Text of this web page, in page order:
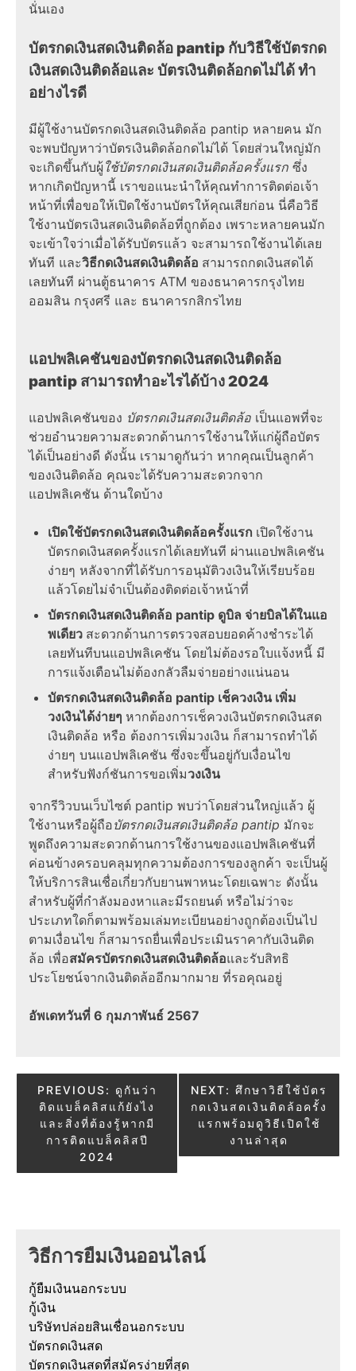
นั่นเอง
บัตรกดเงินสดเงินติดล้อ pantip กับวิธีใช้บัตรกด
เงินสดเงินติดล้อและ บัตรเงินติดล้อกดไม่ได้ ทำ
อย่างไรดี
มีผู้ใช้งานบัตรกดเงินสดเงินติดล้อ pantip หลายคน มัก
จะพบปัญหาว่าบัตรเงินติดล้อกดไม่ได้ โดยส่วนใหญ่มัก
จะเกิดขึ้นกับผู้ ใช้บัตรกดเงินสดเงินติดล้อครั้งแรก ซึ่ง
หากเกิดปัญหานี้ เราขอแนะนำให้คุณทำการติดต่อเจ้า
หน้าที่เพื่อขอให้เปิดใช้งานบัตรให้คุณเสียก่อน นี่คือวิธี
ใช้งานบัตรเงินสดเงินติดล้อที่ถูกต้อง เพราะหลายคนมัก
จะเข้าใจว่าเมื่อได้รับบัตรแล้ว จะสามารถใช้งานได้เลย
ทันที และวิธีกดเงินสดเงินติดล้อ สามารถกดเงินสดได้
เลยทันที ผ่านตู้ธนาคาร ATM ของธนาคารกรุงไทย
ออมสิน กรุงศรี และ ธนาคารกสิกรไทย
แอปพลิเคชันของบัตรกดเงินสดเงินติดล้อ
pantip สามารถทำอะไรได้บ้าง 2024
แอปพลิเคชันของ บัตรกดเงินสดเงินติดล้อ เป็นแอพที่จะ
ช่วยอำนวยความสะดวกด้านการใช้งานให้แก่ผู้ถือบัตร
ได้เป็นอย่างดี ดังนั้น เรามาดูกันว่า หากคุณเป็นลูกค้า
ของเงินติดล้อ คุณจะได้รับความสะดวกจาก
แอปพลิเคชัน ด้านใดบ้าง
เปิดใช้บัตรกดเงินสดเงินติดล้อครั้งแรก เปิดใช้งาน
บัตรกดเงินสดครั้งแรกได้เลยทันที ผ่านแอปพลิเคชัน
ง่ายๆ หลังจากที่ได้รับการอนุมัติวงเงินให้เรียบร้อย
แล้วโดยไม่จำเป็นต้องติดต่อเจ้าหน้าที่
บัตรกดเงินสดเงินติดล้อ pantip ดูบิล จ่ายบิลได้ในแอ
พเดียว สะดวกด้านการตรวจสอบยอดค้างชำระได้
เลยทันทีบนแอปพลิเคชัน โดยไม่ต้องรอใบแจ้งหนี้ มี
การแจ้งเตือนไม่ต้องกลัวลืมจ่ายอย่างแน่นอน
บัตรกดเงินสดเงินติดล้อ pantip เช็ควงเงิน เพิ่ม
วงเงินได้ง่ายๆ หากต้องการเช็ควงเงินบัตรกดเงินสด
เงินติดล้อ หรือ ต้องการเพิ่มวงเงิน ก็สามารถทำได้
ง่ายๆ บนแอปพลิเคชัน ซึ่งจะขึ้นอยู่กับเงื่อนไข
สำหรับฟังก์ชันการขอเพิ่มวงเงิน
จากรีวิวบนเว็บไซต์ pantip พบว่าโดยส่วนใหญ่แล้ว ผู้
ใช้งานหรือผู้ถือบัตรกดเงินสดเงินติดล้อ pantip มักจะ
พูดถึงความสะดวกด้านการใช้งานของแอปพลิเคชันที่
ค่อนข้างครอบคลุมทุกความต้องการของลูกค้า จะเป็นผู้
ให้บริการสินเชื่อเกี่ยวกับยานพาหนะโดยเฉพาะ ดังนั้น
สำหรับผู้ที่กำลังมองหาและมีรถยนต์ หรือไม่ว่าจะ
ประเภทใดก็ตามพร้อมเล่มทะเบียนอย่างถูกต้องเป็นไป
ตามเงื่อนไข ก็สามารถยื่นเพื่อประเมินราคากับเงินติด
ล้อ เพื่อสมัครบัตรกดเงินสดเงินติดล้อและรับสิทธิ
ประโยชน์จากเงินติดล้ออีกมากมาย ที่รอคุณอยู่
อัพเดทวันที่ 6 กุมภาพันธ์ 2567
Post
navigation
PREVIOUS: ดูกันว่า
ติดแบล็คลิสแก้ยังไง
และสิ่งที่ต้องรู้หากมี
การติดแบล็คลิสปี
2024
NEXT: ศึกษาวิธีใช้บัตร
กดเงินสดเงินติดล้อครั้ง
แรกพร้อมดูวิธีเปิดใช้
งานล่าสุด
วิธีการยืมเงินออนไลน์
กู้ยืมเงินนอกระบบ
กู้เงิน
บริษัทปล่อยสินเชื่อนอกระบบ
บัตรกดเงินสด
บัตรกดเงินสดที่สมัครง่ายที่สุด